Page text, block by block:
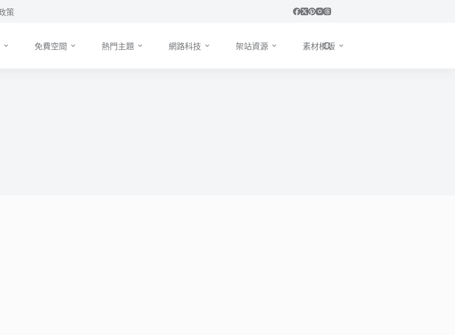
策
免費空間 熱門主題 網路科技 架站資源 素材模版